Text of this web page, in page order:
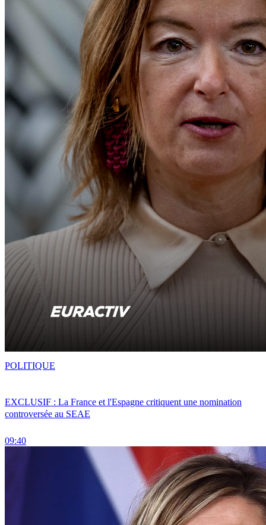
EXCLUSIF : La France et l'Espagne critiquent une nomination
controversée au SEAE
09:40
POLITIQUE